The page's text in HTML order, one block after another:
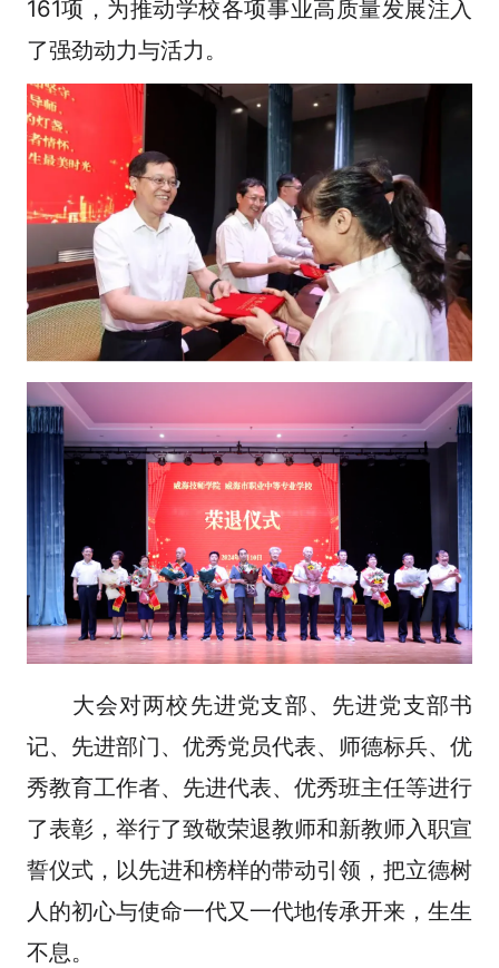
161项，为推动学校各项事业高质量发展注入
了强劲动力与活力。
大会对两校先进党支部、先进党支部书
记、先进部门、优秀党员代表、师德标兵、优
秀教育工作者、先进代表、优秀班主任等进行
了表彰，举行了致敬荣退教师和新教师入职宣
誓仪式，以先进和榜样的带动引领，把立德树
人的初心与使命一代又一代地传承开来，生生
不息。